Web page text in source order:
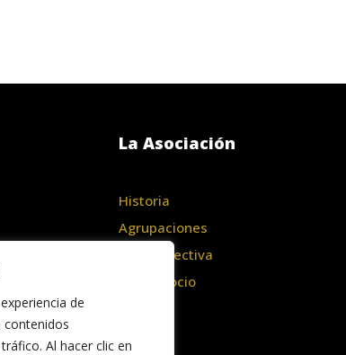
de
contenidos
Al hacer clic en
La Asociación
Historia
Agrupaciones
Junta Directiva
Hazte Socio